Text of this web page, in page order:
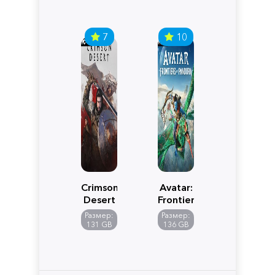
7
Crimson
Desert
Размер:
131 GB
10
Avatar:
Frontiers
of
Pandora
Размер:
136 GB